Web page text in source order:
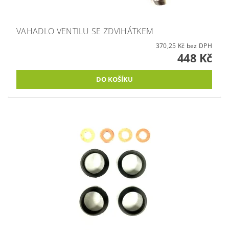
VAHADLO VENTILU SE ZDVIHÁTKEM
370,25 Kč bez DPH
448 Kč